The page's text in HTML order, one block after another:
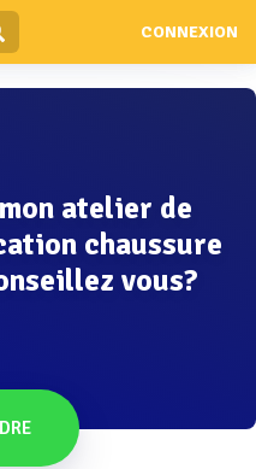
CONNEXION
atelier de
chaussure
vous?